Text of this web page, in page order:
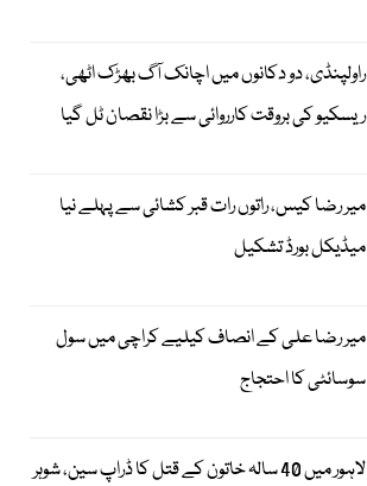
راولپنڈی، دو دکانوں میں اچانک آگ بھڑک اٹھی،
ریسکیو کی بروقت کارروائی سے بڑا نقصان ٹل گیا
میر رضا کیس، راتوں رات قبر کشائی سے پہلے نیا
میڈیکل بورڈ تشکیل
میر رضا علی کے انصاف کیلیے کراچی میں سول
سوسائٹی کا احتجاج
لاہور میں 40 سالہ خاتون کے قتل کا ڈراپ سین، شوہر